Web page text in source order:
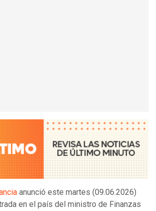
anunció este martes (09.06.2026)
en el país del ministro de Finanzas